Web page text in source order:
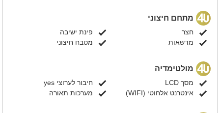
מתחם חיצוני
חצר
פינת ישיבה
מדשאות
מטבח חיצוני
מולטימדיה
מסך LCD
חיבור לערוצי yes
אינטרנט אלחוטי (WIFI)
מערכות תאורה